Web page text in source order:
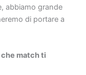
abbiamo grande
di portare a
match ti